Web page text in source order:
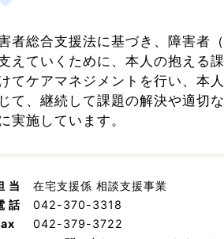
者総合支援法に基づき、障害者
えていくために、本人の抱える
てケアマネジメントを行い、本
て、継続して課題の解決や適切
実施しています。
当
在宅支援係 相談支援事業
話
042-370-3318
042-379-3722